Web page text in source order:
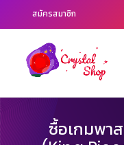
ซื้อเกมพา
สมัครสมาชิก